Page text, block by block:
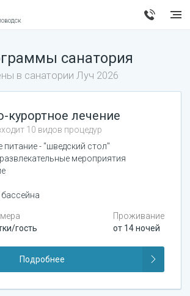
санатория
в санатории Луч 2026
курортное лечение
10 видов процедур
питание - "шведский стол"
мероприятия
гость
Проживание
от 14ночей
Подробнее